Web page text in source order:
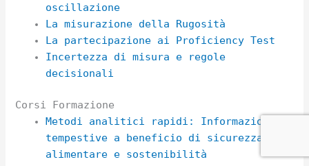
oscillazione
La misurazione della Rugosità
La partecipazione ai Proficiency Test
Incertezza di misura e regole
decisionali
Corsi Formazione
Metodi analitici rapidi: Informazioni
tempestive a beneficio di sicurezza
alimentare e sostenibilità